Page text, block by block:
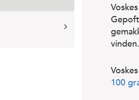
vinden.
100